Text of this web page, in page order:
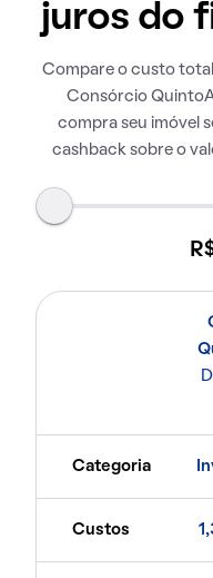
juros do
Compare o custo
Consórcio
compra seu imóvel
cashback sobre o
Categoria
Custos